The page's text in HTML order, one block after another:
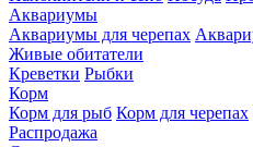
Аквариумы
Аквариумы для черепах
Живые обитатели
Креветки Рыбки
Корм
Корм для рыб Корм для черепах
Распродажа